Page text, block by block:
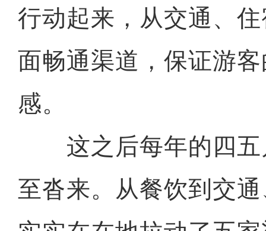
行动起来，从交通、
面畅通渠道，保证游
感。
这之后每年的四五
至沓来。从餐饮到交